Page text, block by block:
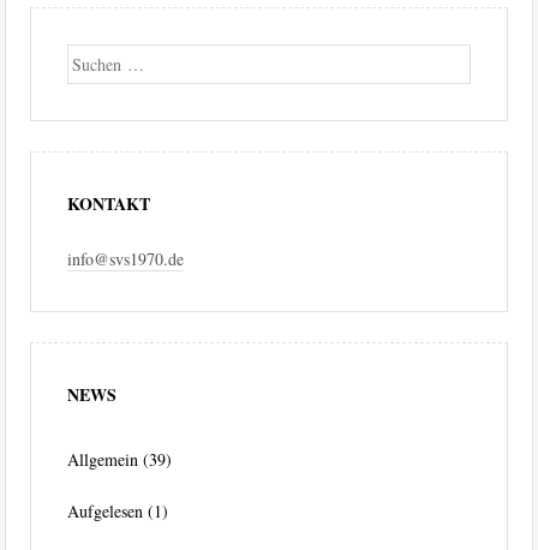
Suche
KONTAKT
info@svs1970.de
NEWS
Allgemein (39)
Aufgelesen (1)